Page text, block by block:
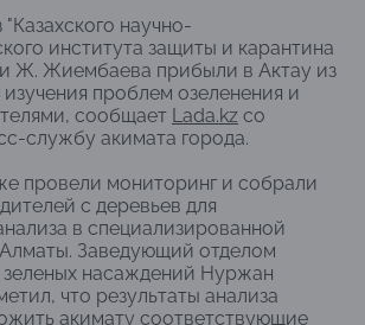
научно-
института защиты и карантина
Ж. Жиембаева прибыли в Актау из
проблем озеленения и
сообщает Lada.kz со
службу акимата города.
провели мониторинг и собрали
с деревьев для
в специализированной
Заведующий отделом
насаждений Нуржан
что результаты анализа
акимату соответствующие